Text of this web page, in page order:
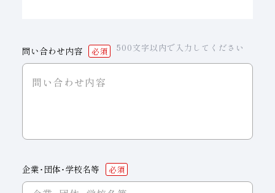
事業紹介
マルチステークホルダー
問い合わせ内容 500文字以内で入力してください
企業･団体･学校名等